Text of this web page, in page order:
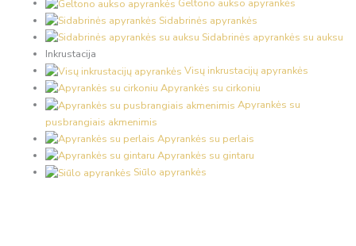
Geltono aukso apyrankės
Sidabrinės apyrankės
Sidabrinės apyrankės su auksu
Inkrustacija
Visų inkrustacijų apyrankės
Apyrankės su cirkoniu
Apyrankės su
pusbrangiais akmenimis
Apyrankės su perlais
Apyrankės su gintaru
Siūlo apyrankės